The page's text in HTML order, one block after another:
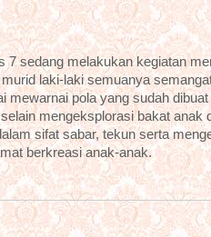
7 sedang melakukan kegiatan
laki-laki semuanya
pola yang sudah dibuat
mengeksplorasi bakat anak
sifat sabar, tekun serta
berkreasi anak-anak.